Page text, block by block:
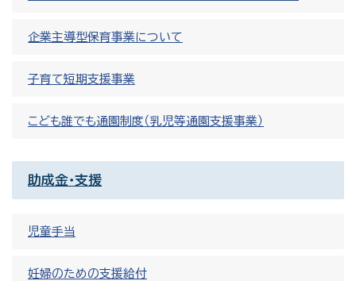
企業主導型保育事業について
子育て短期支援事業
こども誰でも通園制度（乳児等通園支援事業）
助成金・支援
児童手当
妊婦のための支援給付